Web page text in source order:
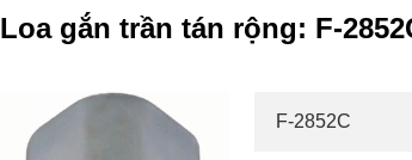
Loa gắn trần tán rộng: F-
F-2852C